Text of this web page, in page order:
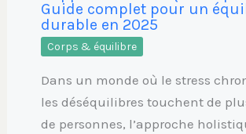
Guide complet pour un
durable en 2025
Corps & équilibre
Dans un monde où le stress
les déséquilibres touchent de
de personnes, l’approche